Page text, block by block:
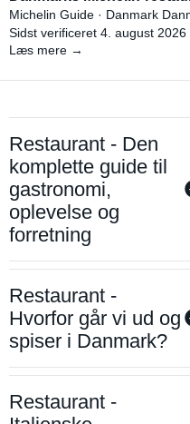
Michelin Guide · Danmark
Sidst verificeret 4. august 2026
Læs mere →
Restaurant - Den
komplette guide til
gastronomi,
oplevelse og
forretning
Restaurant -
Hvorfor går vi ud og
spiser i Danmark?
Restaurant -